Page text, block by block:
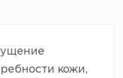
кожи,